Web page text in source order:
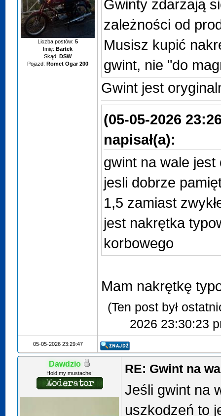
Liczba postów:5
Imię: Bartek
Skąd: DSW
Pojazd: Romet Ogar 200
Gwinty zdarzają
zależności od
Musisz kupić
gwint, nie "do
Gwint jest
(05-05-2026
napisał(a):
gwint na wale
jesli dobrze
1,5 zamiast
jest nakrętka
korbowego
Mam nakrętkę
(Ten post był
2026 23:30:23
05-05-2026 23:29:47
Dawdzio
Hold my mustache! RE: Gwint na
Jeśli gwint na
uszkodzeń to